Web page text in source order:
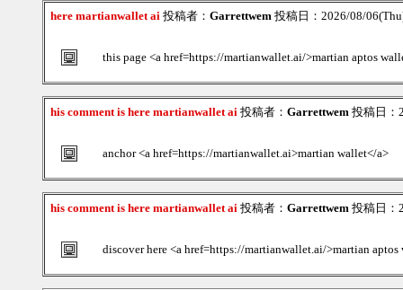
here martianwallet ai 投稿者： Garrettwem 投稿日：2026/08/
this page <a href=https://martianwallet.ai/>martian aptos
his comment is here martianwallet ai 投稿者： Garrettwem 投稿日：
anchor <a href=https://martianwallet.ai>martian wallet</a>
his comment is here martianwallet ai 投稿者： Garrettwem 投稿日：
discover here <a href=https://martianwallet.ai/>martian